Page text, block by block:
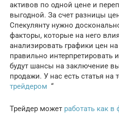
активов по одной цене и
выгодной. За счет разницы
Спекулянту нужно
факторы, которые на него
анализировать графики цен
правильно интерпретировать
будут шансы на заключение
продажи. У нас есть статья на
трейдером “
Трейдер может работать как